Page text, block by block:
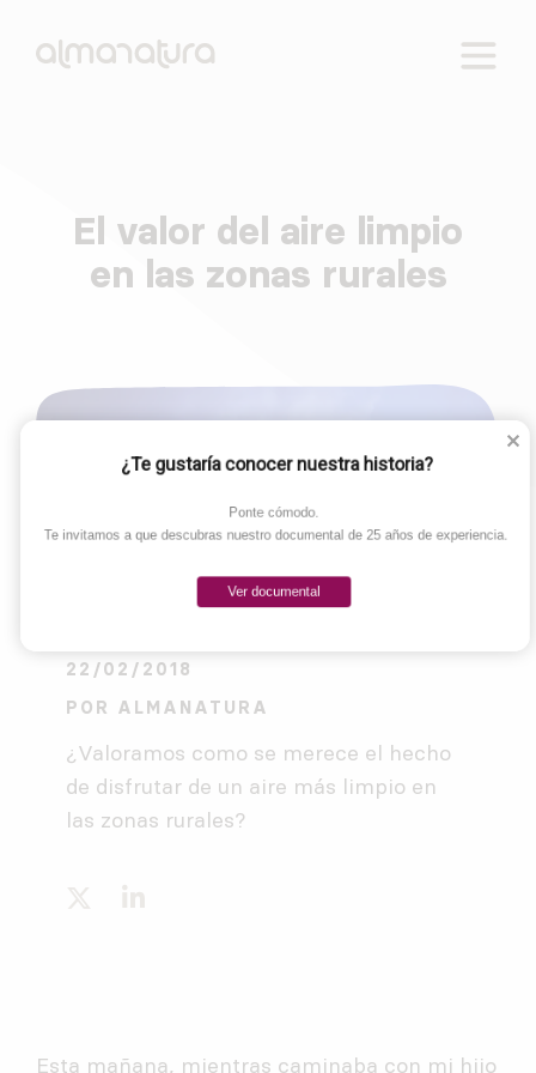
Skip
to
content
AlmaNatura
Reactivamos lo rural. Cuatro ejes de intervención:
empleo, educación, salud y tecnología.
El valor del aire limpio
en las zonas rurales
22/02/2018
POR ALMANATURA
¿Valoramos como se merece el hecho
de disfrutar de un aire más limpio en
las zonas rurales?
Esta mañana, mientras caminaba con mi hijo
¿Te gustaría conocer nuestra historia?
Ponte cómodo.
Te invitamos a que descubras nuestro documental de 25 años de experiencia.
Ver documental